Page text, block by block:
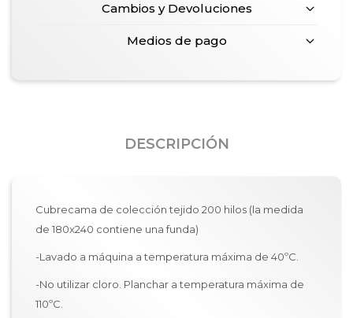
Cambios y Devoluciones
Medios de pago
DESCRIPCIÓN
Cubrecama de colección tejido 200 hilos (la medida
de 180x240 contiene una funda)
-Lavado a máquina a temperatura máxima de 40ºC.
-No utilizar cloro. Planchar a temperatura máxima de
110ºC.